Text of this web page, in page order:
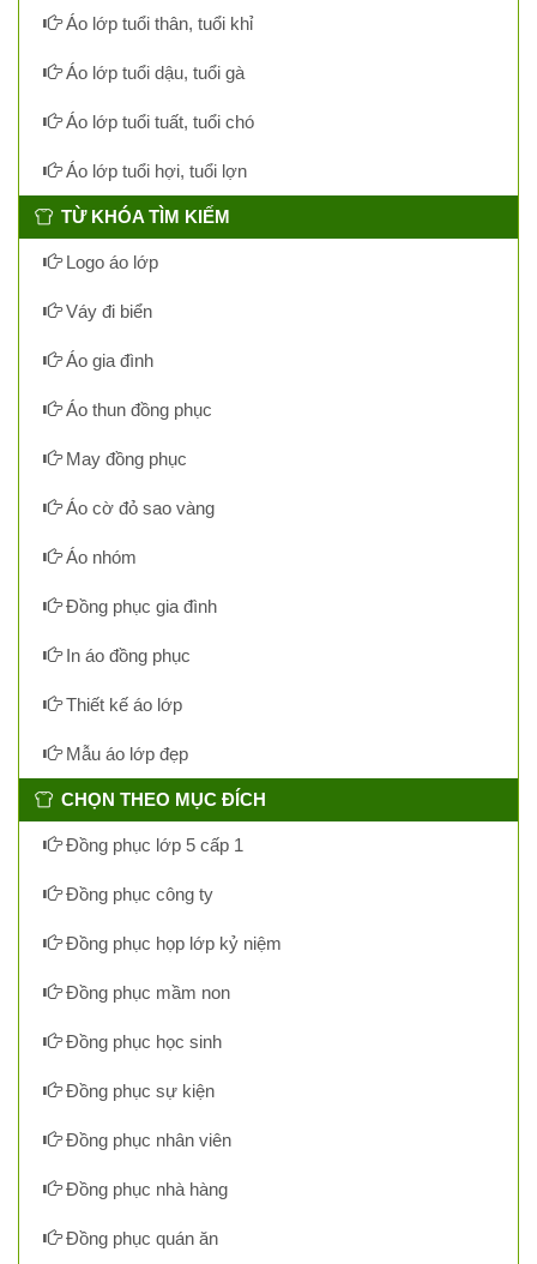
Áo lớp tuổi thân, tuổi khỉ
Áo lớp tuổi dậu, tuổi gà
Áo lớp tuổi tuất, tuổi chó
Áo lớp tuổi hợi, tuổi lợn
TỪ KHÓA TÌM KIẾM
Logo áo lớp
Váy đi biển
Áo gia đình
Áo thun đồng phục
May đồng phục
Áo cờ đỏ sao vàng
Áo nhóm
Đồng phục gia đình
In áo đồng phục
Thiết kế áo lớp
Mẫu áo lớp đẹp
CHỌN THEO MỤC ĐÍCH
Đồng phục lớp 5 cấp 1
Đồng phục công ty
Đồng phục họp lớp kỷ niệm
Đồng phục mầm non
Đồng phục học sinh
Đồng phục sự kiện
Đồng phục nhân viên
Đồng phục nhà hàng
Đồng phục quán ăn